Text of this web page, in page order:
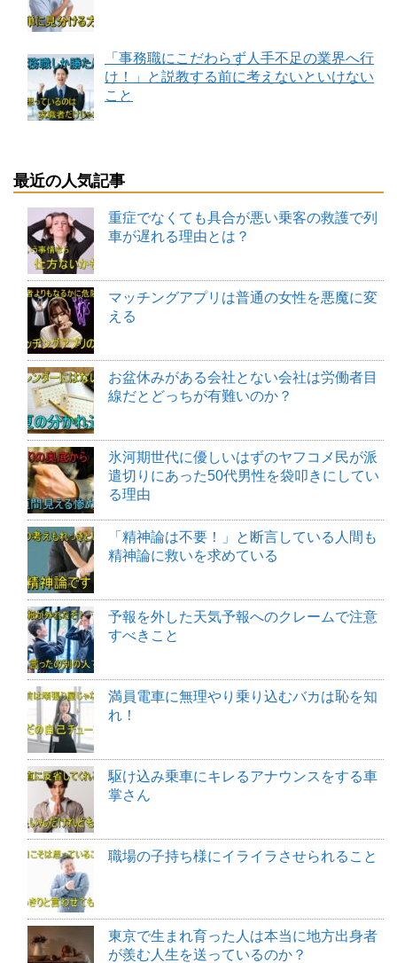
「事務職にこだわらず人手不足の業界へ行
け！」と説教する前に考えないといけない
こと
最近の人気記事
重症でなくても具合が悪い乗客の救護で列
車が遅れる理由とは？
マッチングアプリは普通の女性を悪魔に変
える
お盆休みがある会社とない会社は労働者目
線だとどっちが有難いのか？
氷河期世代に優しいはずのヤフコメ民が派
遣切りにあった50代男性を袋叩きにしてい
る理由
「精神論は不要！」と断言している人間も
精神論に救いを求めている
予報を外した天気予報へのクレームで注意
すべきこと
満員電車に無理やり乗り込むバカは恥を知
れ！
駆け込み乗車にキレるアナウンスをする車
掌さん
職場の子持ち様にイライラさせられること
東京で生まれ育った人は本当に地方出身者
が羨む人生を送っているのか？